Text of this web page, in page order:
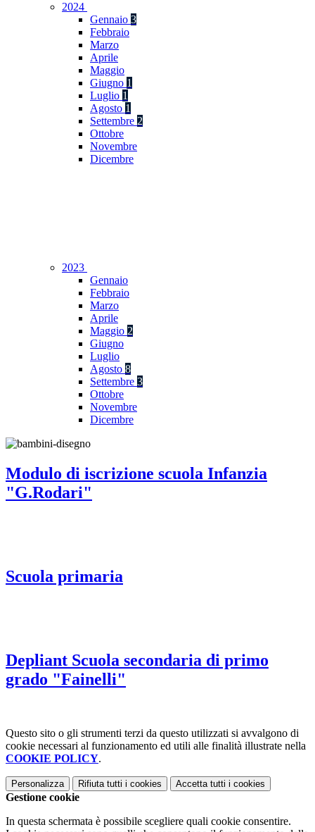
2024
Gennaio 3
Febbraio
Marzo
Aprile
Maggio
Giugno 1
Luglio 1
Agosto 1
Settembre 2
Ottobre
Novembre
Dicembre
2023
Gennaio
Febbraio
Marzo
Aprile
Maggio 2
Giugno
Luglio
Agosto 8
Settembre 3
Ottobre
Novembre
Dicembre
Modulo di iscrizione scuola Infanzia
"G.Rodari"
Scuola primaria
Depliant Scuola secondaria di primo
grado "Fainelli"
Questo sito o gli strumenti terzi da questo utilizzati si avvalgono di
cookie necessari al funzionamento ed utili alle finalità illustrate nella
COOKIE POLICY.
Personalizza Rifiuta tutti i cookies Accetta tutti i cookies
Gestione cookie
In questa schermata è possibile scegliere quali cookie consentire.